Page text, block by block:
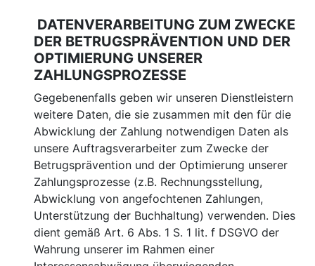
DATENVERARBEITUNG ZUM ZWECKE
DER BETRUGSPRÄVENTION UND DER
OPTIMIERUNG UNSERER
ZAHLUNGSPROZESSE
Gegebenenfalls geben wir unseren Dienstleistern
weitere Daten, die sie zusammen mit den für die
Abwicklung der Zahlung notwendigen Daten als
unsere Auftragsverarbeiter zum Zwecke der
Betrugsprävention und der Optimierung unserer
Zahlungsprozesse (z.B. Rechnungsstellung,
Abwicklung von angefochtenen Zahlungen,
Unterstützung der Buchhaltung) verwenden. Dies
dient gemäß Art. 6 Abs. 1 S. 1 lit. f DSGVO der
Wahrung unserer im Rahmen einer